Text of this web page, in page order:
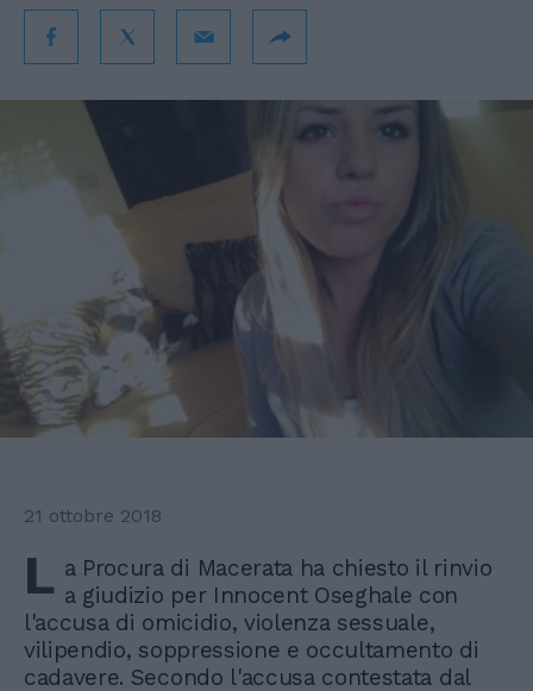
21 ottobre 2018
L a Procura di Macerata ha chiesto il rinvio
a giudizio per Innocent Oseghale con
l'accusa di omicidio, violenza sessuale,
vilipendio, soppressione e occultamento di
cadavere. Secondo l'accusa contestata dal